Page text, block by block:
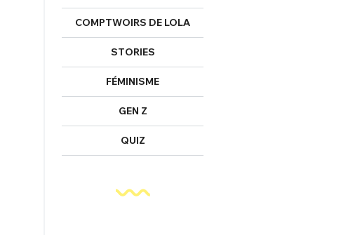
COMPTWOIRS DE LOLA
STORIES
FÉMINISME
GEN Z
QUIZ